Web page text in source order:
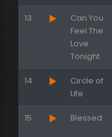
13
Can You
Feel The
Love
Tonight
14
Circle of
Life
15 Blessed